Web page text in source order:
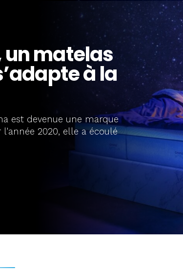
un matelas
à la
est devenue une marque
2020, elle a écoulé